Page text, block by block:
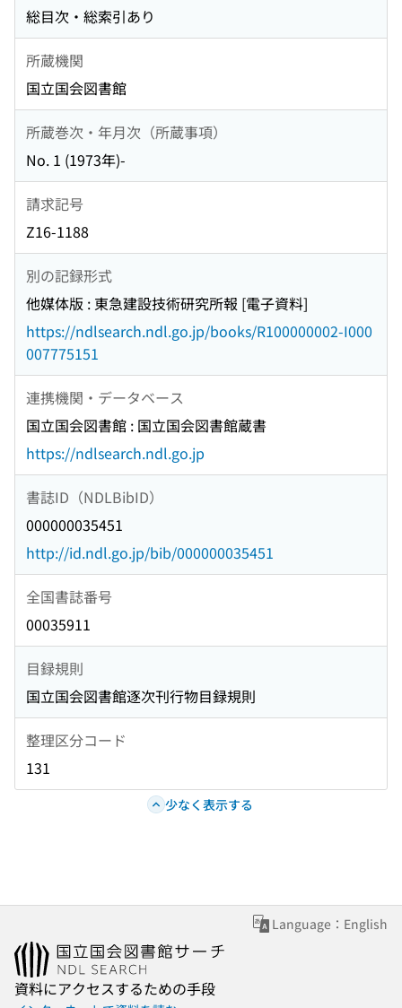
総目次・総索引あり
所蔵機関
国立国会図書館
所蔵巻次・年月次（所蔵事項）
No. 1 (1973年)-
請求記号
Z16-1188
別の記録形式
他媒体版 : 東急建設技術研究所報 [電子資料]
https://ndlsearch.ndl.go.jp/books/R100000002-I000
007775151
連携機関・データベース
国立国会図書館 : 国立国会図書館蔵書
https://ndlsearch.ndl.go.jp
書誌ID（NDLBibID）
000000035451
http://id.ndl.go.jp/bib/000000035451
全国書誌番号
00035911
目録規則
国立国会図書館逐次刊行物目録規則
整理区分コード
131
少なく表示する
Language：English
資料にアクセスするための手段